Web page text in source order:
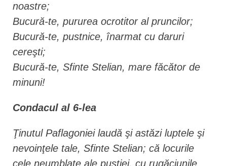
noastre;
Bucură-te, pururea ocrotitor al pruncilor;
Bucură-te, pustnice, înarmat cu daruri
cereşti;
Bucură-te, Sfinte Stelian, mare făcător de
minuni!
Condacul al 6-lea
Ţinutul Paflagoniei laudă şi astăzi luptele şi
nevoinţele tale, Sfinte Stelian; că locurile
cele neumblate ale pustiei, cu rugăciunile